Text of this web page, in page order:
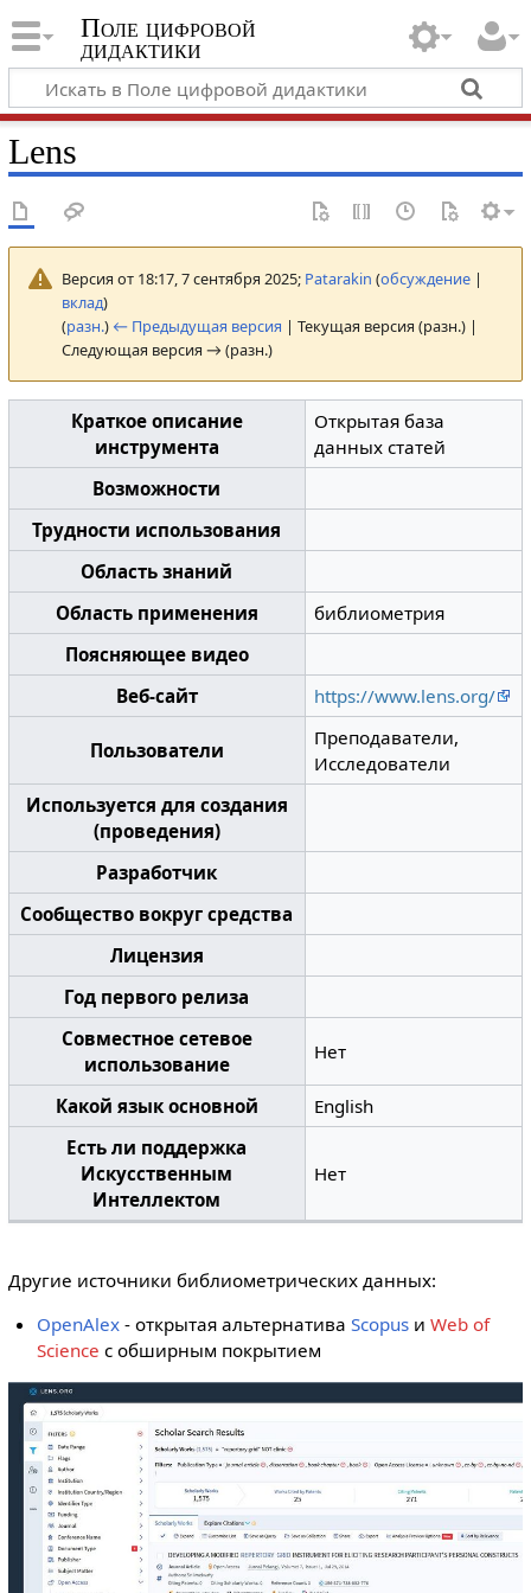
Поле цифровой
дидактики
Lens
Версия от 18:17, 7 сентября 2025; Patarakin (обсуждение|
вклад)
(разн.) ← Предыдущая версия | Текущая версия (разн.) |
Следующая версия → (разн.)
Краткое описание
инструмента
Открытая база
данных статей
Возможности
Трудности использования
Область знаний
Область применения
библиометрия
Поясняющее видео
Веб-сайт
https://www.lens.org/
Пользователи
Преподаватели,
Исследователи
Используется для создания
(проведения)
Разработчик
Сообщество вокруг средства
Лицензия
Год первого релиза
Совместное сетевое
использование
Нет
Какой язык основной
English
Есть ли поддержка
Искусственным
Интеллектом
Нет
Другие источники библиометрических данных:
OpenAlex - открытая альтернативаScopus иWeb of
Science с обширным покрытием